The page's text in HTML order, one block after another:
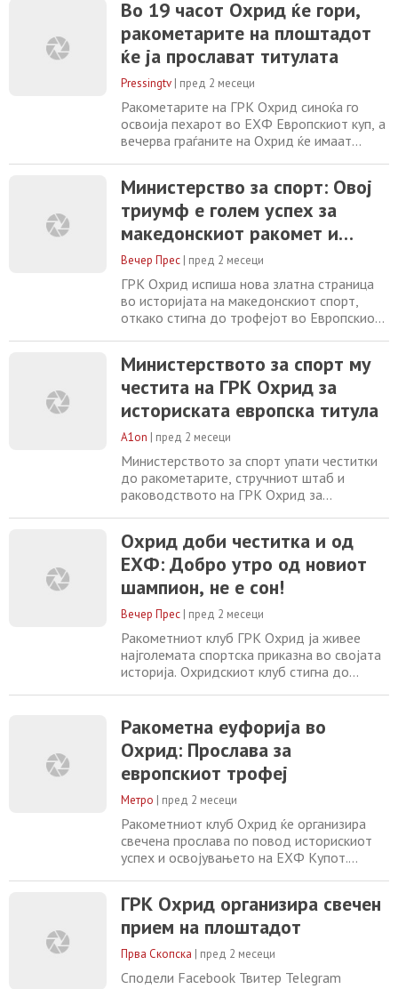
Европскиот куп против унгарскиот тим
МОЛ Татабања. По победата во
преполната спортска сала „Билјанини
Извори“, ракометарите, стручниот штаб и
Во 19 часот Охрид ќе гори,
ракометарите на плоштадот
ќе ја прослават титулата
Pressingtv | пред 2 месеци
Ракометарите на ГРК Охрид синоќа го
освоија пехарот во ЕХФ Европскиот куп, а
вечерва граѓаните на Охрид ќе имаат
историскиот клупски успех и голем
резултат за македонскиот спорт ќе
започне во 19 часот на градскиот
плоштад. Според најавите од
ракометарите на плоштадот треба да
пристигнат
Министерство за спорт: Овој
триумф е голем успех за
македонскиот ракомет и
гордост за македонскиот
спорт
Вечер Прес | пред 2 месеци
ГРК Охрид испиша нова златна страница
во историјата на македонскиот спорт,
откако стигна до трофејот во Европскиот
и шампионски карактер, охридскиот тим
успеа да го освои европскиот врв и да
донесе уште еден голем меѓународен
трофеј во Македонија. Овој успех
предизвика големи
Министерството за спорт му
честита на ГРК Охрид за
историската европска титула
A1on | пред 2 месеци
Министерството за спорт упати честитки
до ракометарите, стручниот штаб и
раководството на ГРК Охрид за
Овој триумф претставува голем успех за
македонскиот ракомет и огромна гордост
за македонскиот спорт. ГРК Охрид стана
вториот македонски клуб кој успеал да го
освои Европскиот
Охрид доби честитка и од
ЕХФ: Добро утро од новиот
шампион, не е сон!
Вечер Прес | пред 2 месеци
Ракометниот клуб ГРК Охрид ја живее
најголемата спортска приказна во својата
историја. Охридскиот клуб стигна до
тимот на Татабања, а еден од
најзаслужните за историскиот успех беше
голманот Кристијан Пилиповиќ. Во
вториот финален натпревар против
Ракометна еуфорија во
Охрид: Прослава за
европскиот трофеј
Метро | пред 2 месеци
Ракометниот клуб Охрид ќе организира
свечена прослава по повод историскиот
успех и освојувањето на ЕХФ Купот.
каде се очекува присуство на голем број
навивачи и граѓани. Во 20 часот е најавено
и дефиле на играчите и стручниот штаб на
ГРК Охрид низ центарот на градот.
Охриѓани
ГРК Охрид организира свечен
прием на плоштадот
Прва Скопска | пред 2 месеци
Сподели Facebook Твитер Telegram